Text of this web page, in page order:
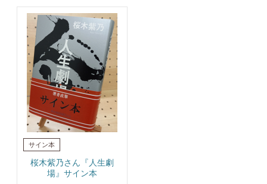
桜木紫乃さん『人生劇
場』サイン本